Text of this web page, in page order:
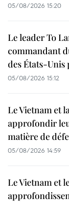
05/08/2026 15:20
Le leader To
commandant
des États-
05/08/2026 15:12
Le Vietnam et
approfondir
matière de
05/08/2026 14:59
Le Vietnam et